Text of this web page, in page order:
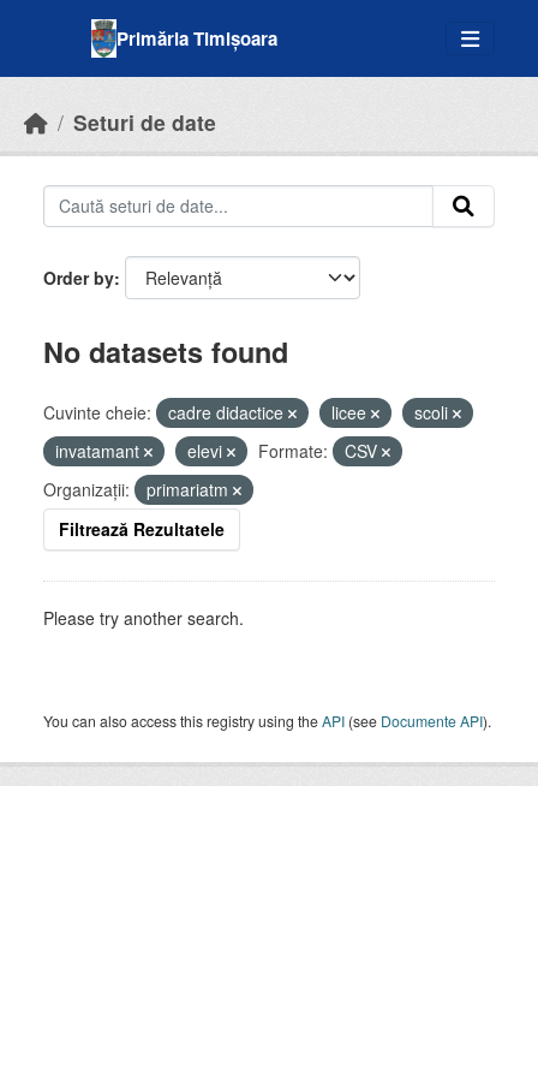
Primăria Timișoara
Seturi de date
Order by
No datasets found
Cuvinte cheie: cadre didactice licee
scoli
invatamant
elevi Formate:
CSV
Organizații:
primariatm
Filtrează Rezultatele
Please try another search.
You can also access this registry using theAPI (see Documente API).